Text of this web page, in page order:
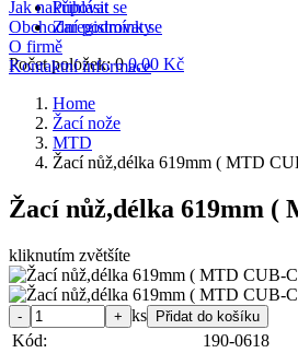
Přihlásit se
Zaregistrovat se
Počet položek: 0 0,00 Kč
Jak nakupovat
Obchodní podmínky
O firmě
Kontaktní informace
Home
Žací nože
MTD
Žací nůž,délka 619mm ( MTD
Žací nůž,délka 619mm (
kliknutím zvětšíte
ks
Kód:
190-0618